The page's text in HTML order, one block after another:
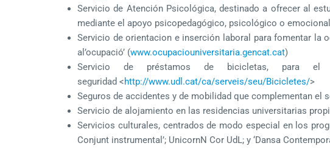
Servicio de Atención Psicológica, destinado a ofrecer al
mediante el apoyo psicopedagógico, psicológico o
Servicio de orientacion e inserción laboral para fomentar la
al’ocupació’ (www.ocupaciouniversitaria.gencat.cat)
Servicio de préstamos de bicicletas, para el
seguridad <http://www.udl.cat/ca/serveis/seu/Bicicletes/>
Seguros de accidentes y de mobilidad que complementan el
Servicio de alojamiento en las residencias universitarias
Servicios culturales, centrados de modo especial en los
Conjunt instrumental’; UnicornN Cor UdL; y ‘Dansa